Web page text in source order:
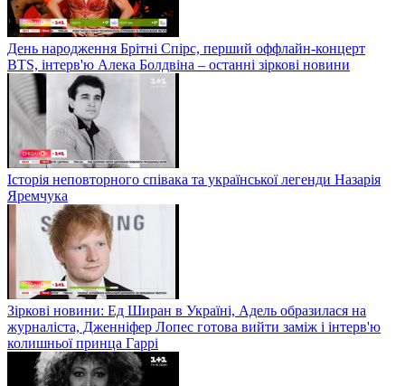
День народження Брітні Спірс, перший оффлайн-концерт
BTS, інтерв'ю Алека Болдвіна – останні зіркові новини
Історія неповторного співака та української легенди Назарія
Яремчука
Зіркові новини: Ед Ширан в Україні, Адель образилася на
журналіста, Дженніфер Лопес готова вийти заміж і інтерв'ю
колишньої принца Гаррі